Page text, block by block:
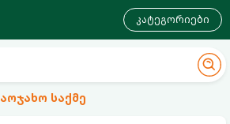
კატეგორიები
საქმე